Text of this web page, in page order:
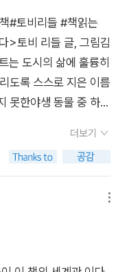
삶에 적응하기는 힘
고, 도시의 삶은 이상
반복으로 지친다.하
, 시골보다 쉽게 접
. 그것들 덕분에 힘
있게 하고, 삶의 활력
비추는 달은 누구
와 응원이 되기도 한
만, 따뜻한 온기 하나
의 순간을 기억하
눠주고 싶어진다.
#토비리들 #책읽는
>토비 리들 글, 그림김
는 도시의 삶에 훌륭히
도록 스스로 지은 이름
못한야생 동물 중 하나
발견한다.험프리의 낡
에게 멋진 밤을 선사
잔뜩 위축되었던 험
같았습니다.클라이브
삶에 잘 적응한 누군
더보기